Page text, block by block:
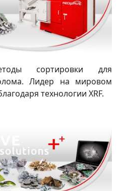
сортировки для
Лидер на мировом
технологии XRF.